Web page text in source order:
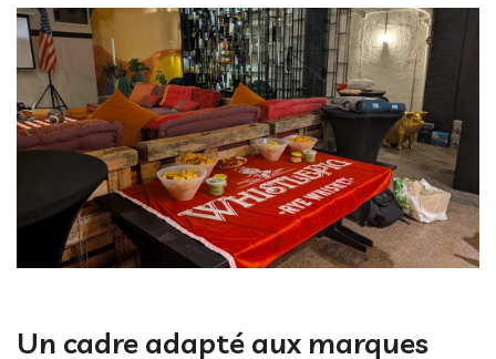
Un cadre adapté aux marques